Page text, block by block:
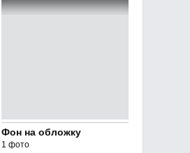
Фон на обложку
1 фото